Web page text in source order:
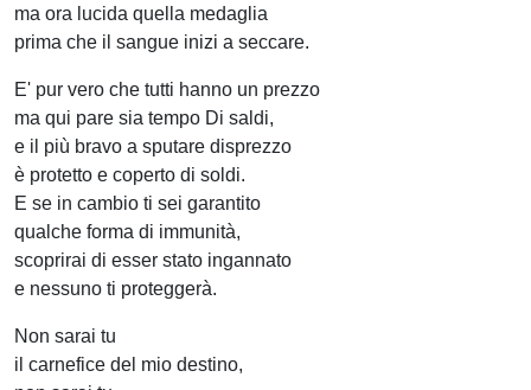
ma ora lucida quella medaglia
prima che il sangue inizi a seccare.
E' pur vero che tutti hanno un prezzo
ma qui pare sia tempo Di saldi,
e il più bravo a sputare disprezzo
è protetto e coperto di soldi.
E se in cambio ti sei garantito
qualche forma di immunità,
scoprirai di esser stato ingannato
e nessuno ti proteggerà.
Non sarai tu
il carnefice del mio destino,